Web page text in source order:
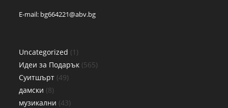
E-mail: bg664221@abv.bg
Uncategorized 1
Идеи за Подарък 565
Суитшърт 49
дамски 8
музикални 43